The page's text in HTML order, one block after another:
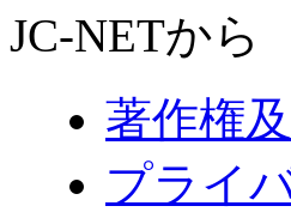
JC-NETから
著作権
プライ